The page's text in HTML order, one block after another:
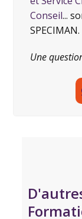
Conseil...
SPECIMAN.
Une